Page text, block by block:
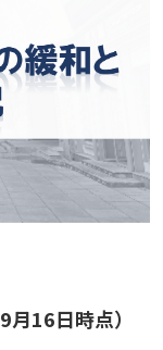
9月16日時点）